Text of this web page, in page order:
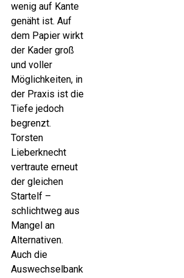
wenig auf Kante
genäht ist. Auf
dem Papier wirkt
der Kader groß
und voller
Möglichkeiten, in
der Praxis ist die
Tiefe jedoch
begrenzt.
Torsten
Lieberknecht
vertraute erneut
der gleichen
Startelf –
schlichtweg aus
Mangel an
Alternativen.
Auch die
Auswechselbank